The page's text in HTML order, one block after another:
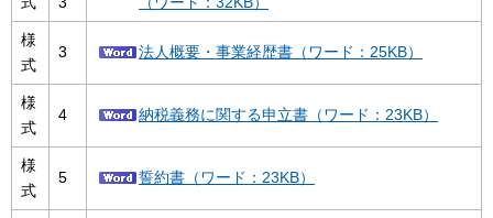
様
式
3 法人概要・事業経歴書（ワード：25KB）
様
式
4 納税義務に関する申立書（ワード：23KB）
様
式
5 誓約書（ワード：23KB）